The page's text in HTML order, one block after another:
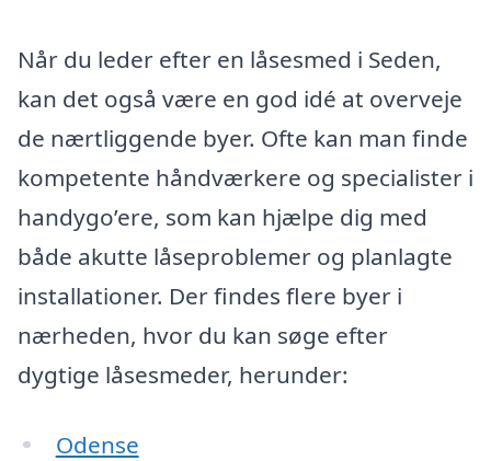
Når du leder efter en låsesmed i Seden,
kan det også være en god idé at overveje
de nærtliggende byer. Ofte kan man finde
kompetente håndværkere og specialister i
handygo’ere, som kan hjælpe dig med
både akutte låseproblemer og planlagte
installationer. Der findes flere byer i
nærheden, hvor du kan søge efter
dygtige låsesmeder, herunder:
Odense